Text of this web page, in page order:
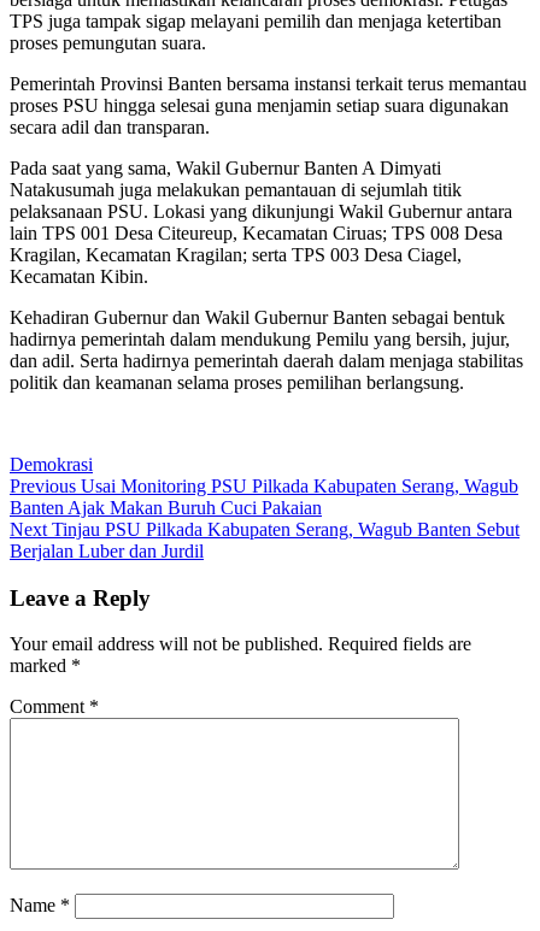
TPS juga tampak sigap melayani pemilih dan menjaga ketertiban
proses pemungutan suara.
Pemerintah Provinsi Banten bersama instansi terkait terus memantau
proses PSU hingga selesai guna menjamin setiap suara digunakan
secara adil dan transparan.
Pada saat yang sama, Wakil Gubernur Banten A Dimyati
Natakusumah juga melakukan pemantauan di sejumlah titik
pelaksanaan PSU. Lokasi yang dikunjungi Wakil Gubernur antara
lain TPS 001 Desa Citeureup, Kecamatan Ciruas; TPS 008 Desa
Kragilan, Kecamatan Kragilan; serta TPS 003 Desa Ciagel,
Kecamatan Kibin.
Kehadiran Gubernur dan Wakil Gubernur Banten sebagai bentuk
hadirnya pemerintah dalam mendukung Pemilu yang bersih, jujur,
dan adil. Serta hadirnya pemerintah daerah dalam menjaga stabilitas
politik dan keamanan selama proses pemilihan berlangsung.
Demokrasi
Post
navigation
Previous Previous
post:
Usai Monitoring PSU Pilkada Kabupaten Serang, Wagub
Banten Ajak Makan Buruh Cuci Pakaian
Next Next
post:
Tinjau PSU Pilkada Kabupaten Serang, Wagub Banten Sebut
Berjalan Luber dan Jurdil
Leave a Reply
Your email address will not be published. Required fields are
marked *
Comment *
Name *